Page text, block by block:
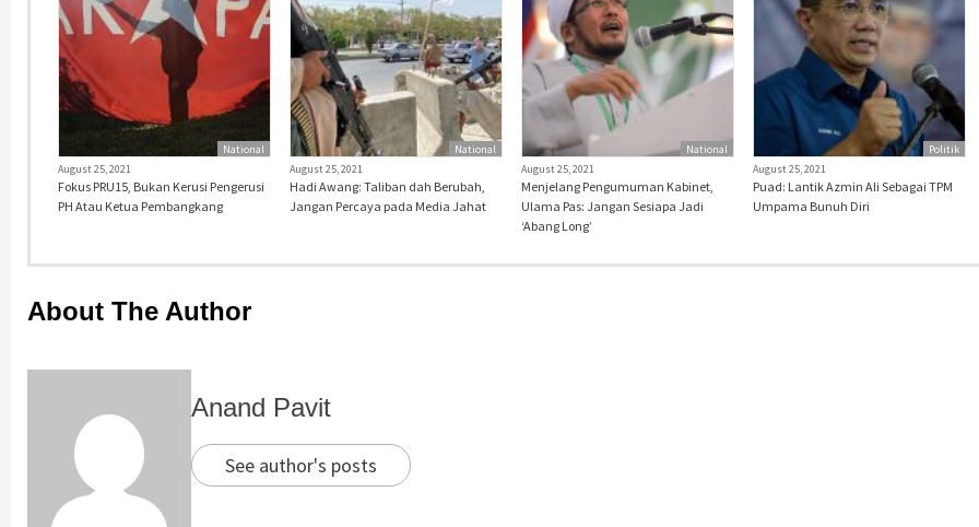
National
August 25, 2021
Fokus PRU15, Bukan Kerusi Pengerusi
PH Atau Ketua Pembangkang
National
August 25, 2021
Hadi Awang: Taliban dah Berubah,
Jangan Percaya pada Media Jahat
National
August 25, 2021
Menjelang Pengumuman Kabinet,
Ulama Pas: Jangan Sesiapa Jadi
‘Abang Long’
Politik
August 25, 2021
Puad: Lantik Azmin Ali Sebagai TPM
Umpama Bunuh Diri
About The Author
Anand Pavit
See author's posts